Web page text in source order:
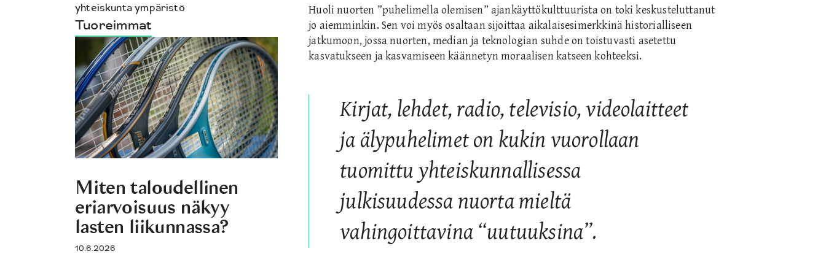
yhteiskuntaympäristö
Tuoreimmat
Miten taloudellinen
eriarvoisuus näkyy
lasten liikunnassa?
10.6.2026
Huoli nuorten ”puhelimella olemisen” ajankäyttökulttuurista on toki keskusteluttanut
jo aiemminkin. Sen voi myös osaltaan sijoittaa aikalaisesimerkkinä historialliseen
jatkumoon, jossa nuorten, median ja teknologian suhde on toistuvasti asetettu
kasvatukseen ja kasvamiseen käännetyn moraalisen katseen kohteeksi.
Kirjat, lehdet, radio, televisio, videolaitteet
ja älypuhelimet on kukin vuorollaan
tuomittu yhteiskunnallisessa
julkisuudessa nuorta mieltä
vahingoittavina “uutuuksina”.